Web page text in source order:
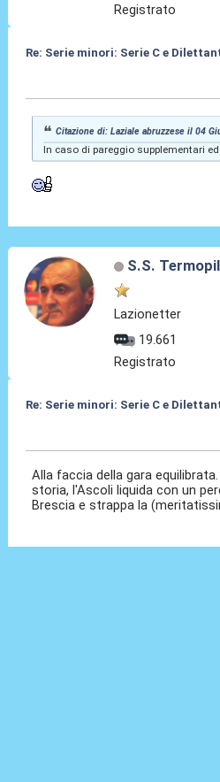
Registrato
Re: Serie minori: Serie C e
Citazione di: Laziale abruzzese il 04
In caso di pareggio supplementari
S.S.
Lazionetter
19.661
Registrato
Re: Serie minori: Serie C e
Alla faccia della gara
storia, l'Ascoli liquida con un
Brescia e strappa la